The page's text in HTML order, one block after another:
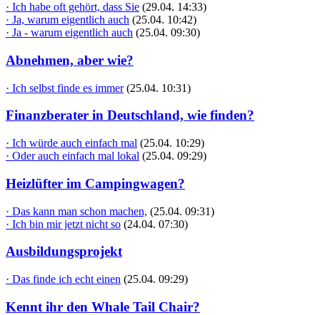
· Ich habe oft gehört, dass Sie (29.04. 14:33)
· Ja, warum eigentlich auch (25.04. 10:42)
· Ja - warum eigentlich auch (25.04. 09:30)
Abnehmen, aber wie?
· Ich selbst finde es immer (25.04. 10:31)
Finanzberater in Deutschland, wie finden?
· Ich würde auch einfach mal (25.04. 10:29)
· Oder auch einfach mal lokal (25.04. 09:29)
Heizlüfter im Campingwagen?
· Das kann man schon machen, (25.04. 09:31)
· Ich bin mir jetzt nicht so (24.04. 07:30)
Ausbildungsprojekt
· Das finde ich echt einen (25.04. 09:29)
Kennt ihr den Whale Tail Chair?